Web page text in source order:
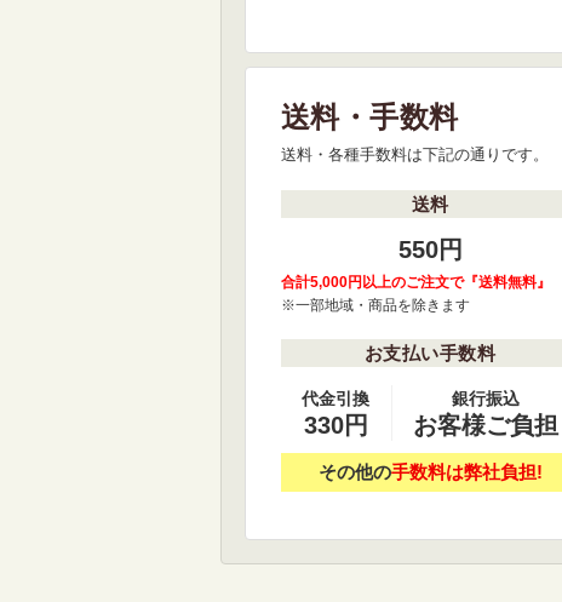
送料・手数料
送料・各種手数料は下記の通りです。
送料
550円
合計5,000円以上のご注文で『送料無料』
※一部地域・商品を除きます
お支払い手数料
代金引換
330円
銀行振込
お客様ご負担
その他の手数料は弊社負担!